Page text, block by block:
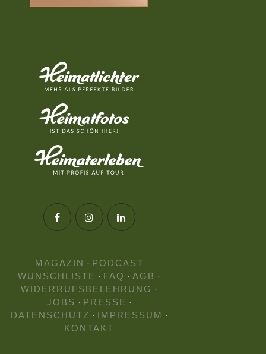
MAGAZIN · PODCAST
WUNSCHLISTE · FAQ · AGB ·
WIDERRUFSBELEHRUNG ·
JOBS · PRESSE ·
DATENSCHUTZ · IMPRESSUM ·
KONTAKT